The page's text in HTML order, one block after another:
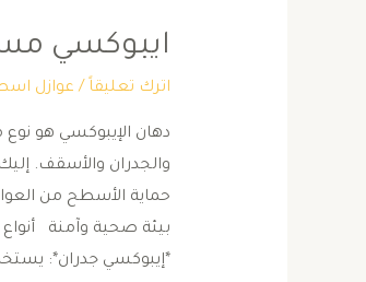
ايبوكسي
اترك تعليقاً / عوازل
دهان الإيبوكسي هو
والجدران والأسقف.
حماية الأسطح من
بيئة صحية وآمنة
*إيبوكسي جدران*: